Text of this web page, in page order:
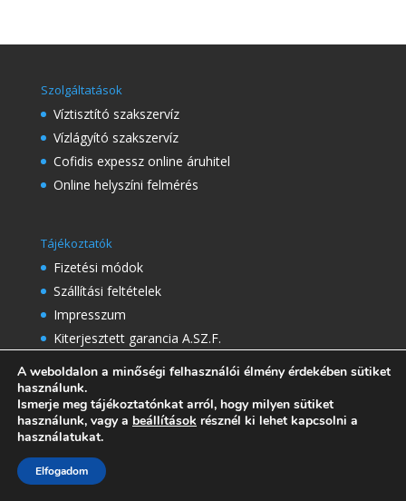
Szolgáltatások
Víztisztító szakszervíz
Vízlágyító szakszervíz
Cofidis expessz online áruhitel
Online helyszíni felmérés
Tájékoztatók
Fizetési módok
Szállítási feltételek
Impresszum
Kiterjesztett garancia A.SZ.F.
Bankkártyás fizetés A.SZ.F.
Ügyfélszolgálat
Kapcsolat, és visszahívás kérés
Hibabejelenetés
A weboldalon a minőségi felhasználói élmény érdekében sütiket
használunk.
Ismerje meg tájékoztatónkat arról, hogy milyen sütiket
használunk, vagy a beállítások résznél ki lehet kapcsolni a
használatukat.
Elfogadom